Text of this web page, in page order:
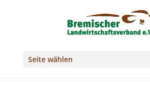
Seite wählen